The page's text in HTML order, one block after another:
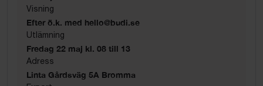
Visning
Efter ö.k. med hello@budi.se
Utlämning
Fredag 22 maj kl. 08 till 13
Adress
Linta Gårdsväg 5A Bromma